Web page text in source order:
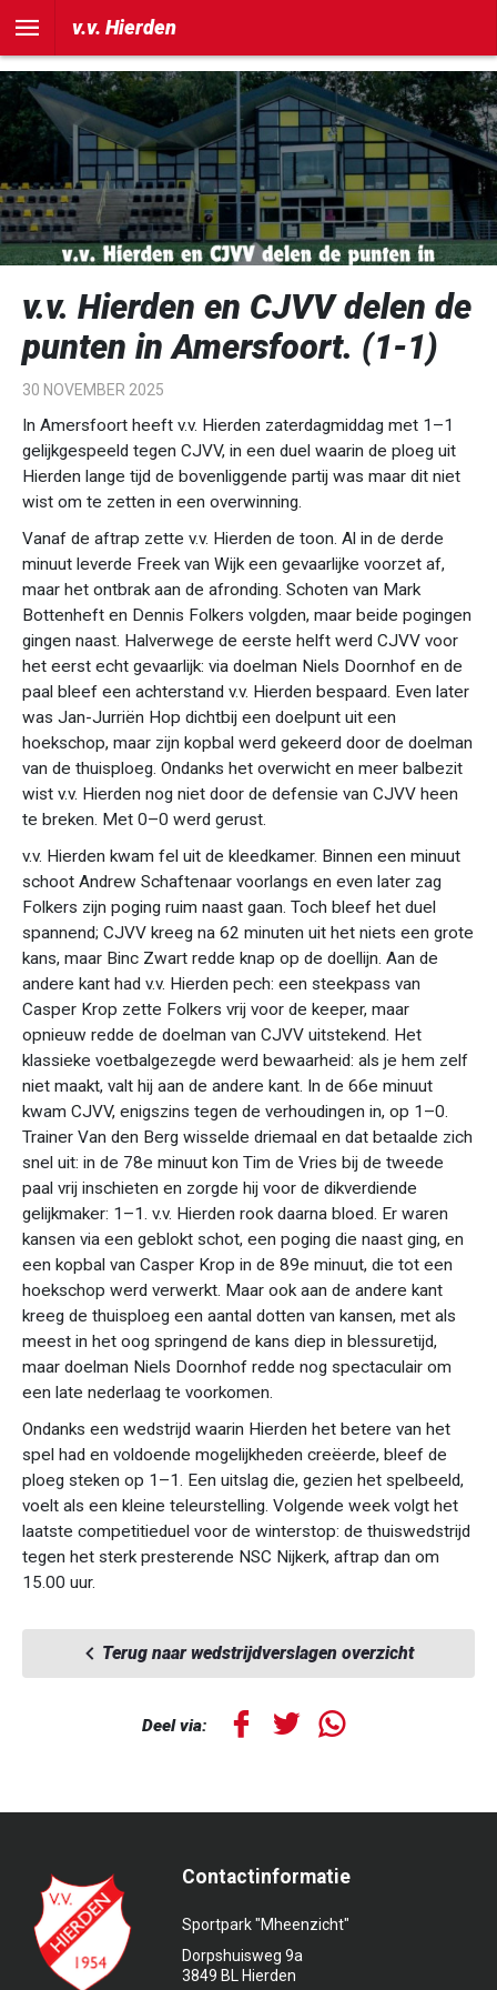
v.v. Hierden
v.v. Hierden en CJVV delen de
punten in Amersfoort. (1-1)
30 NOVEMBER 2025
In Amersfoort heeft v.v. Hierden zaterdagmiddag met 1–1
gelijkgespeeld tegen CJVV, in een duel waarin de ploeg uit
Hierden lange tijd de bovenliggende partij was maar dit niet
wist om te zetten in een overwinning.
Vanaf de aftrap zette v.v. Hierden de toon. Al in de derde
minuut leverde Freek van Wijk een gevaarlijke voorzet af,
maar het ontbrak aan de afronding. Schoten van Mark
Bottenheft en Dennis Folkers volgden, maar beide pogingen
gingen naast. Halverwege de eerste helft werd CJVV voor
het eerst echt gevaarlijk: via doelman Niels Doornhof en de
paal bleef een achterstand v.v. Hierden bespaard. Even later
was Jan-Jurriën Hop dichtbij een doelpunt uit een
hoekschop, maar zijn kopbal werd gekeerd door de doelman
van de thuisploeg. Ondanks het overwicht en meer balbezit
wist v.v. Hierden nog niet door de defensie van CJVV heen
te breken. Met 0–0 werd gerust.
v.v. Hierden kwam fel uit de kleedkamer. Binnen een minuut
schoot Andrew Schaftenaar voorlangs en even later zag
Folkers zijn poging ruim naast gaan. Toch bleef het duel
spannend; CJVV kreeg na 62 minuten uit het niets een grote
kans, maar Binc Zwart redde knap op de doellijn. Aan de
andere kant had v.v. Hierden pech: een steekpass van
Casper Krop zette Folkers vrij voor de keeper, maar
opnieuw redde de doelman van CJVV uitstekend. Het
klassieke voetbalgezegde werd bewaarheid: als je hem zelf
niet maakt, valt hij aan de andere kant. In de 66e minuut
kwam CJVV, enigszins tegen de verhoudingen in, op 1–0.
Trainer Van den Berg wisselde driemaal en dat betaalde zich
snel uit: in de 78e minuut kon Tim de Vries bij de tweede
paal vrij inschieten en zorgde hij voor de dikverdiende
gelijkmaker: 1–1. v.v. Hierden rook daarna bloed. Er waren
kansen via een geblokt schot, een poging die naast ging, en
een kopbal van Casper Krop in de 89e minuut, die tot een
hoekschop werd verwerkt. Maar ook aan de andere kant
kreeg de thuisploeg een aantal dotten van kansen, met als
meest in het oog springend de kans diep in blessuretijd,
maar doelman Niels Doornhof redde nog spectaculair om
een late nederlaag te voorkomen.
Ondanks een wedstrijd waarin Hierden het betere van het
spel had en voldoende mogelijkheden creëerde, bleef de
ploeg steken op 1–1. Een uitslag die, gezien het spelbeeld,
voelt als een kleine teleurstelling. Volgende week volgt het
laatste competitieduel voor de winterstop: de thuiswedstrijd
tegen het sterk presterende NSC Nijkerk, aftrap dan om
15.00 uur.
Terug naar wedstrijdverslagen overzicht
Deel via:
Contactinformatie
Sportpark "Mheenzicht"
Dorpshuisweg 9a
3849 BL Hierden